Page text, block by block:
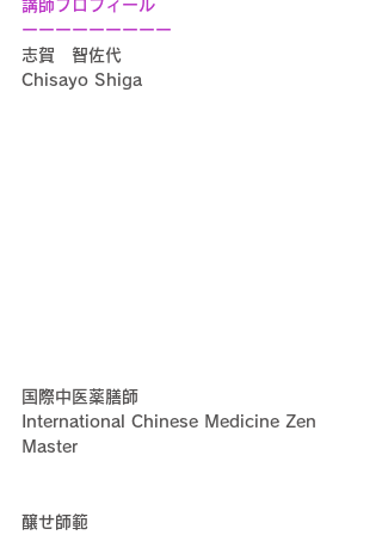
講師プロフィール
ーーーーーーーーー
志賀　智佐代
Chisayo Shiga
国際中医薬膳師
International Chinese Medicine Zen
Master
醸せ師範